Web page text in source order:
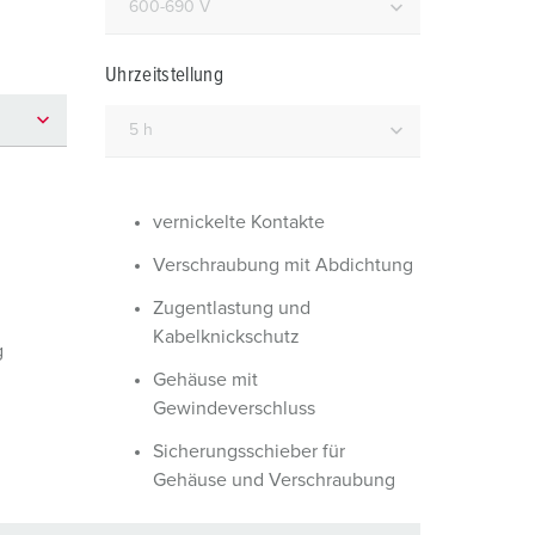
und Katastrophenschutz
Kühlcontainer
Uhrzeitstellung
vernickelte Kontakte
Verschraubung mit Abdichtung
Zugentlastung und
Kabelknickschutz
Gehäuse mit
Gewindeverschluss
Sicherungsschieber für
Gehäuse und Verschraubung